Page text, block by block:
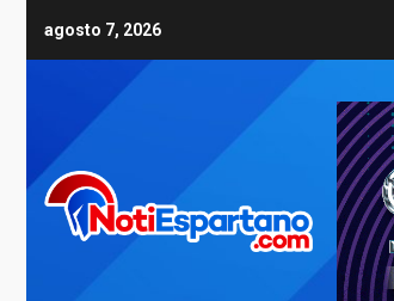
agosto 7, 2026